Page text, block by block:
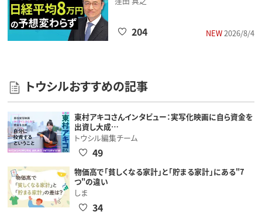
NEW2026/8/4
204
トウシルおすすめの記事
東村アキコさんインタビュー：実写化映画に自ら資金を
出資し大成…
トウシル編集チーム
49
物価高で「貧しくなる家計」と「貯まる家計」にある"7
つ"の違い
しま
34